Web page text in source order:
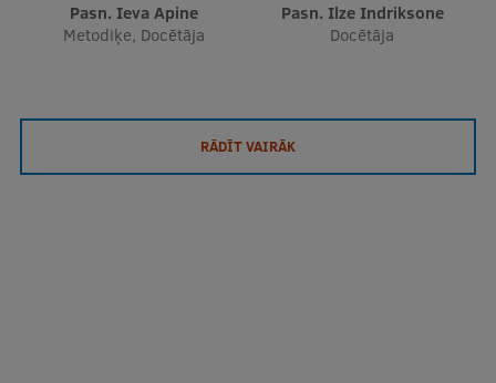
Starptautiskie sadarbības partneri
Pasn. Ieva Apine
Metodiķe, Docētāja
Pasn. Ilze Indriksone
Docētāja
RĀDĪT VAIRĀK